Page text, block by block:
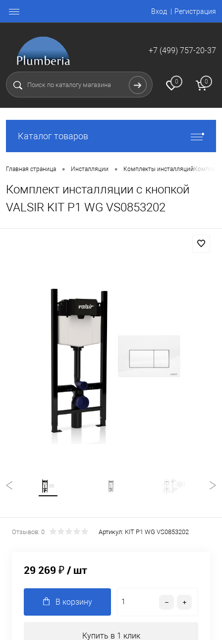
Вход Регистрация
+7 (499) 757-20-37
0 0
Каталог товаров
Главная страница • Инсталляции • Комплекты инсталляций
Комплект инсталляции с кнопкой
VALSIR KIT P1 WG VS0853202
Отзывов: 0 Артикул: KIT P1 WG VS0853202
29 269 ₽/ шт
В корзину
Купить в 1 клик